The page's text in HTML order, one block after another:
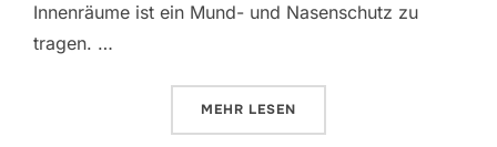
Innenräume ist ein Mund- und Nasenschutz zu
tragen. …
MEHR ÜBER „INNENRAUM DER
LESEN